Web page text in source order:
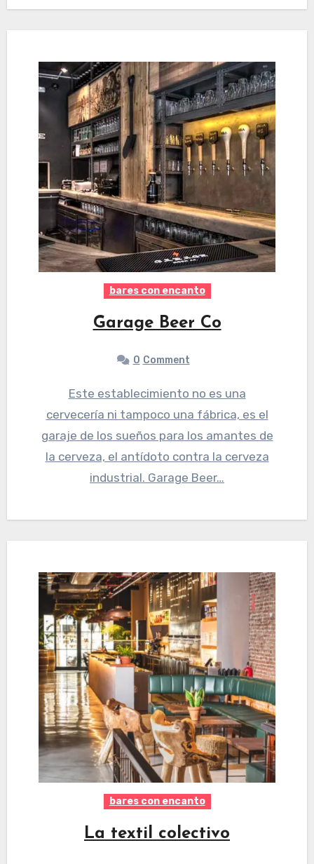
bares con encanto
Garage Beer Co
0 Comment
Este establecimiento no es una
cervecería ni tampoco una fábrica, es el
garaje de los sueños para los amantes de
la cerveza, el antídoto contra la cerveza
industrial. Garage Beer…
bares con encanto
La textil colectivo